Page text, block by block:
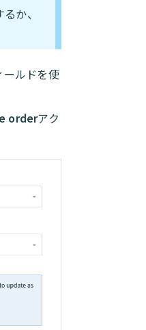
か、
ールドを使
orderアク